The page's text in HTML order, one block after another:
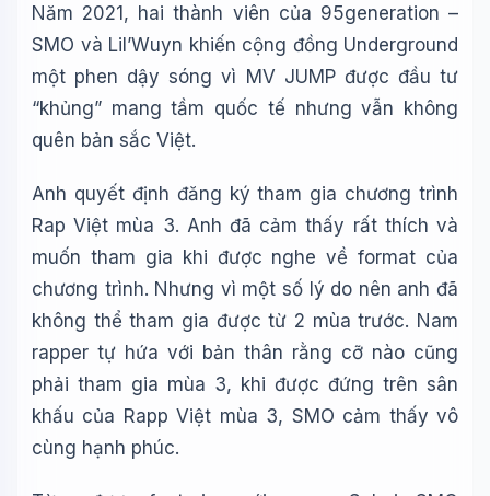
Năm 2021, hai thành viên của 95generation –
SMO và Lil’Wuyn khiến cộng đồng Underground
một phen dậy sóng vì MV JUMP được đầu tư
“khủng” mang tầm quốc tế nhưng vẫn không
quên bản sắc Việt.
Anh quyết định đăng ký tham gia chương trình
Rap Việt mùa 3. Anh đã cảm thấy rất thích và
muốn tham gia khi được nghe về format của
chương trình. Nhưng vì một số lý do nên anh đã
không thể tham gia được từ 2 mùa trước. Nam
rapper tự hứa với bản thân rằng cỡ nào cũng
phải tham gia mùa 3, khi được đứng trên sân
khấu của Rapp Việt mùa 3, SMO cảm thấy vô
cùng hạnh phúc.